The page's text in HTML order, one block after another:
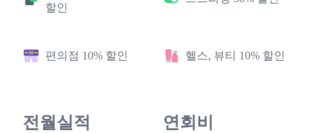
할인
편의점 10% 할인 헬스, 뷰티 10% 할인
전월실적 연회비